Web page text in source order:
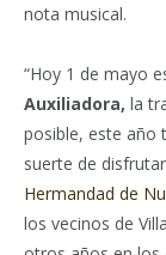
nota musical.
“Hoy 1 de mayo
Auxiliadora, la
posible, este año
suerte de
Hermandad de
los vecinos de